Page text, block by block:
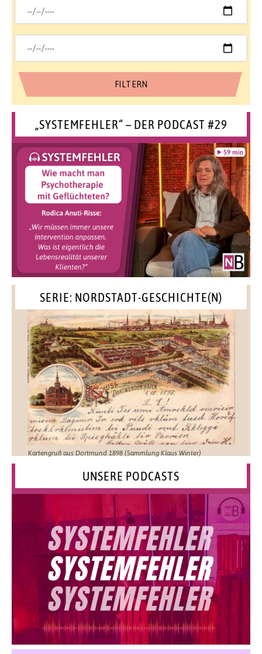
„SYSTEMFEHLER“ – DER PODCAST #29
SERIE: NORDSTADT-GESCHICHTE(N)
Kartengruß aus Dortmund 1898 (Sammlung Klaus Winter)
UNSERE PODCASTS